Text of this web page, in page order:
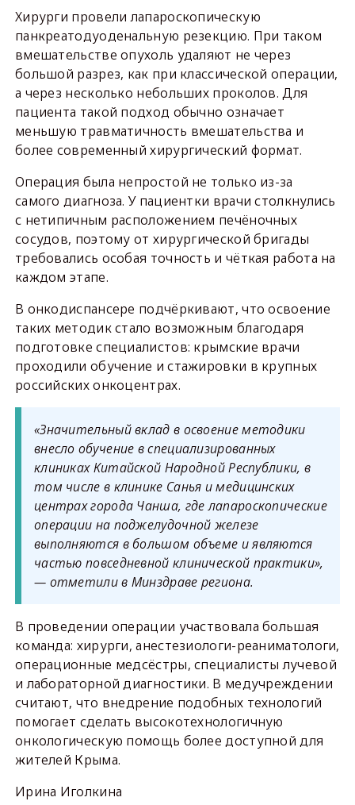
Хирурги провели лапароскопическую
панкреатодуоденальную резекцию. При таком
вмешательстве опухоль удаляют не через
большой разрез, как при классической операции,
а через несколько небольших проколов. Для
пациента такой подход обычно означает
меньшую травматичность вмешательства и
более современный хирургический формат.
Операция была непростой не только из-за
самого диагноза. У пациентки врачи столкнулись
с нетипичным расположением печёночных
сосудов, поэтому от хирургической бригады
требовались особая точность и чёткая работа на
каждом этапе.
В онкодиспансере подчёркивают, что освоение
таких методик стало возможным благодаря
подготовке специалистов: крымские врачи
проходили обучение и стажировки в крупных
российских онкоцентрах.
«Значительный вклад в освоение методики
внесло обучение в специализированных
клиниках Китайской Народной Республики, в
том числе в клинике Санья и медицинских
центрах города Чанша, где лапароскопические
операции на поджелудочной железе
выполняются в большом объеме и являются
частью повседневной клинической практики»,
— отметили в Минздраве региона.
В проведении операции участвовала большая
команда: хирурги, анестезиологи-реаниматологи,
операционные медсёстры, специалисты лучевой
и лабораторной диагностики. В медучреждении
считают, что внедрение подобных технологий
помогает сделать высокотехнологичную
онкологическую помощь более доступной для
жителей Крыма.
Ирина Иголкина